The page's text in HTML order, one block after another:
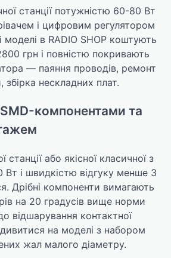
станції потужністю 60-80 Вт
і цифровим регулятором
моделі в RADIO SHOP коштують
грн і повністю покривають
— паяння проводів, ремонт
збірка нескладних плат.
компонентами та
станції або якісної класичної з
Вт і швидкістю відгуку менше 3
Дрібні компоненти вимагають
на 20 градусів вище норми
відшарування контактної
на моделі з набором
жал малого діаметру.